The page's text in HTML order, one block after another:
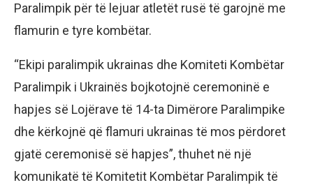
Paralimpik për të lejuar atletët rusë të garojnë me
flamurin e tyre kombëtar.
“Ekipi paralimpik ukrainas dhe Komiteti Kombëtar
Paralimpik i Ukrainës bojkotojnë ceremoninë e
hapjes së Lojërave të 14-ta Dimërore Paralimpike
dhe kërkojnë që flamuri ukrainas të mos përdoret
gjatë ceremonisë së hapjes”, thuhet në një
komunikatë të Komitetit Kombëtar Paralimpik të